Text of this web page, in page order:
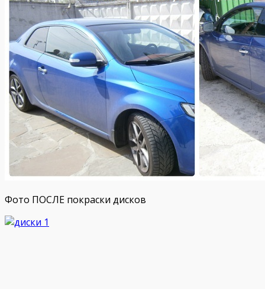
Фото ПОСЛЕ покраски дисков